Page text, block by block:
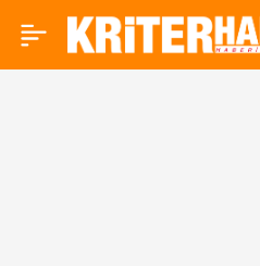
Haydar Çavuş